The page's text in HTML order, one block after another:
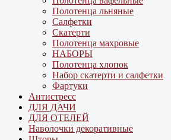
Полотенца льняные
Салфетки
Скатерти
Полотенца махровые
НАБОРЫ
Полотенца хлопок
Набор скатерти и салфетки
Фартуки
Антистресс
ДЛЯ ДАЧИ
ДЛЯ ОТЕЛЕЙ
Наволочки декоративные